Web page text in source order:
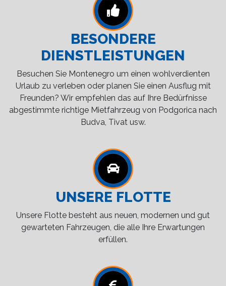
BESONDERE
DIENSTLEISTUNGEN
Besuchen Sie Montenegro um einen wohlverdienten
Urlaub zu verleben oder planen Sie einen Ausflug mit
Freunden? Wir empfehlen das auf Ihre Bedürfnisse
abgestimmte richtige Mietfahrzeug von Podgorica nach
Budva, Tivat usw.
UNSERE FLOTTE
Unsere Flotte besteht aus neuen, modernen und gut
gewarteten Fahrzeugen, die alle Ihre Erwartungen
erfüllen.